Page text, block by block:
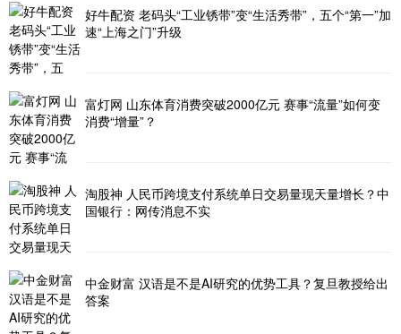
好牛配资 老码头“工业锈带”变“生活秀带”，五个“第一”加
速“上海之门”升级
富灯网 山东体育消费突破2000亿元 赛事“流量”如何变
消费“增量”？
淘股神 人民币跨境支付系统单日交易量现天量增长？中
国银行：网传消息不实
中金财富 汉语是不是AI研究的优势工具？复旦教授给出
答案